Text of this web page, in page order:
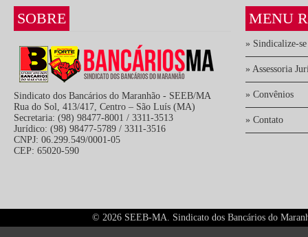
SOBRE
Sindicato dos Bancários do Maranhão - SEEB/MA
Rua do Sol, 413/417, Centro – São Luís (MA)
Secretaria: (98) 98477-8001 / 3311-3513
Jurídico: (98) 98477-5789 / 3311-3516
CNPJ: 06.299.549/0001-05
CEP: 65020-590
MENU
» Sindicalize-se
» Assessoria
» Convênios
» Contato
© 2026 SEEB-MA. Sindicato dos Bancários do